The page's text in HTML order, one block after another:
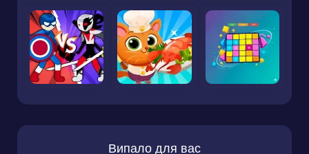
Випало для вас